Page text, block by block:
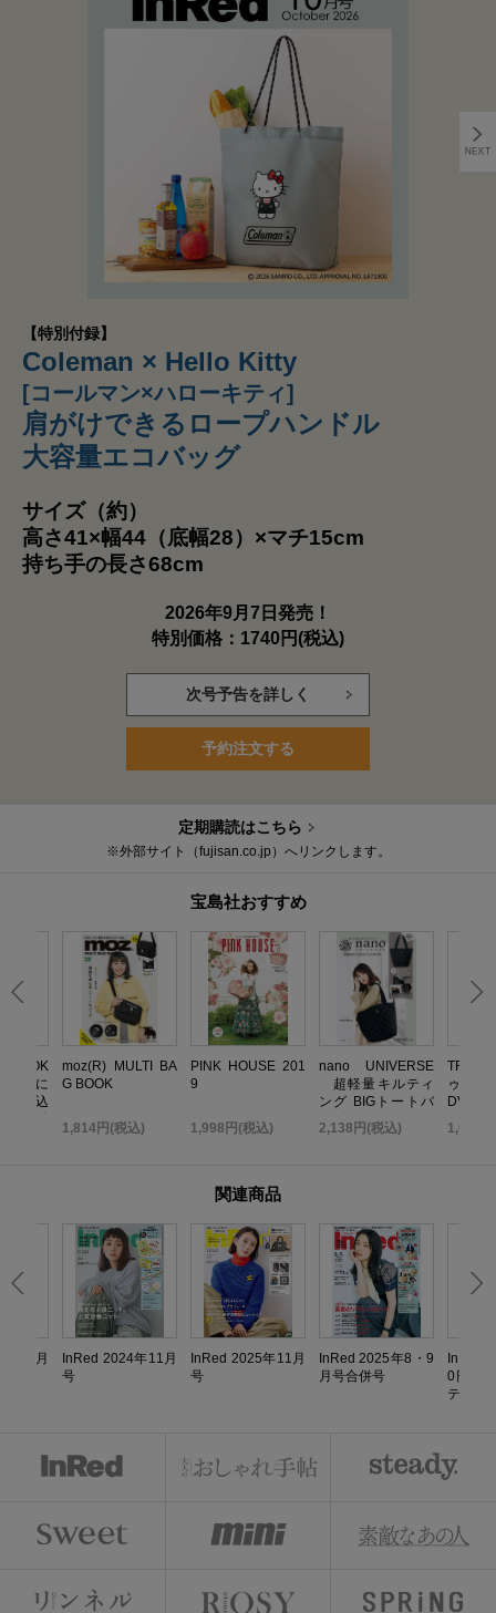
【特別付録】
Coleman × Hello Kitty
[コールマン×ハローキティ]
肩がけできるロープハンドル
大容量エコバッグ
サイズ（約）
高さ41×幅44（底幅28）×マチ15cm
持ち手の長さ68cm
2026年9月7日発売！
特別価格：1740円(税込)
次号予告を詳しく
予約注文する
定期購読はこちら
※外部サイト（fujisan.co.jp）へリンクします。
宝島社おすすめ
BOOK
限に
れ込
moz(R) MULTI BA
G BOOK
1,814円(税込)
PINK HOUSE 201
9
1,998円(税込)
nano UNIVERSE
超軽量キルティ
ング BIGトートバ
ッグBOOK
2,138円(税込)
TRF イ
ゥ・ダ
DVD
TOP
1,058
関連商品
年4月
InRed 2024年11月
号
InRed 2025年11月
号
InRed 2025年8・9
月号合併号
InRed
0円シ
テルラ